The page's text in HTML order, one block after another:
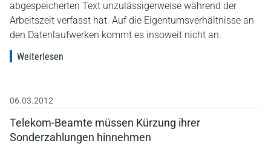
abgespeicherten Text unzulässigerweise während der
Arbeitszeit verfasst hat. Auf die Eigentumsverhältnisse an
den Datenlaufwerken kommt es insoweit nicht an.
Weiterlesen
06.03.2012
Telekom-Beamte müssen Kürzung ihrer
Sonderzahlungen hinnehmen